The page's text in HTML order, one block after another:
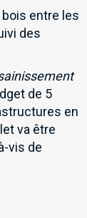
entre les
des
de 5
en
va être
vis de
exclusives